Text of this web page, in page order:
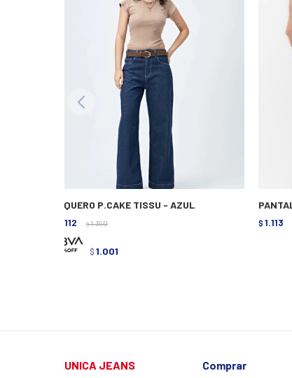
VAQUERO P.CAKE TISSU - AZUL
1.112 $ 1.390
$ 1.001
$ 1.113
UNICA JEANS Comprar